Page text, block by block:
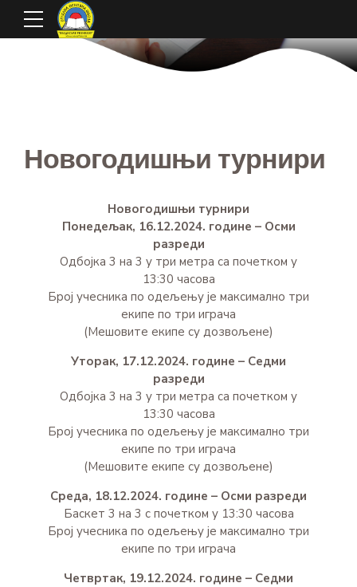
Новогодишњи турнири
Новогодишњи турнири
Понедељак, 16.12.2024. године – Осми
разреди
Одбојка 3 на 3 у три метра са почетком у
13:30 часова
Број учесника по одељењу је максимално три
екипе по три играча
(Мешовите екипе су дозвољене)
Уторак, 17.12.2024. године – Седми
разреди
Одбојка 3 на 3 у три метра са почетком у
13:30 часова
Број учесника по одељењу је максимално три
екипе по три играча
(Мешовите екипе су дозвољене)
Среда, 18.12.2024. године – Осми разреди
Баскет 3 на 3 с почетком у 13:30 часова
Број учесника по одељењу је максимално три
екипе по три играча
Четвртак, 19.12.2024. године – Седми